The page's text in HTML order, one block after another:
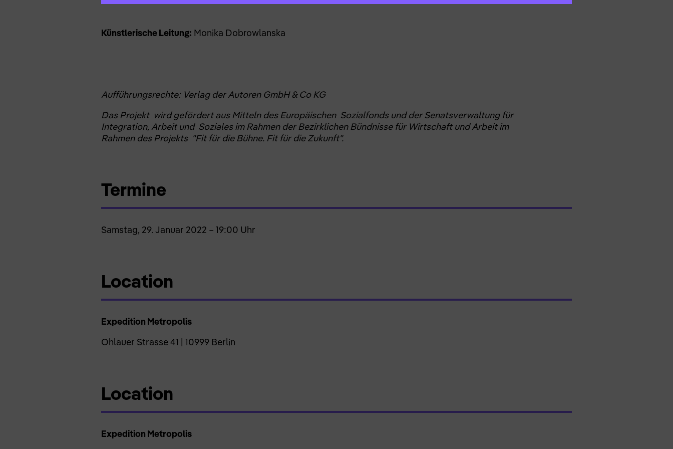
Künstlerische Leitung: Monika Dobrowlanska
Aufführungsrechte: Verlag der Autoren GmbH & Co KG
Das Projekt wird gefördert aus Mitteln des Europäischen Sozialfonds und der Senatsverwaltung für
Integration, Arbeit und Soziales im Rahmen der Bezirklichen Bündnisse für Wirtschaft und Arbeit im
Rahmen des Projekts "Fit für die Bühne. Fit für die Zukunft".
Termine
Samstag, 29. Januar 2022 – 19:00 Uhr
Location
Expedition Metropolis
Ohlauer Strasse 41 | 10999 Berlin
Location
Expedition Metropolis